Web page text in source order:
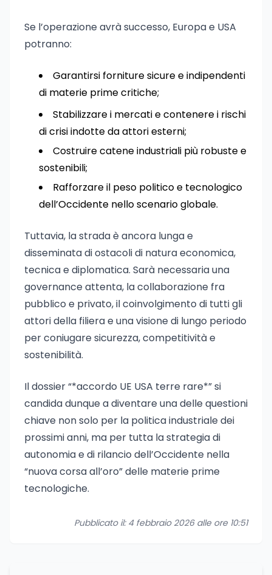
Se l’operazione avrà successo, Europa e USA
potranno:
Garantirsi forniture sicure e indipendenti
di materie prime critiche;
Stabilizzare i mercati e contenere i rischi
di crisi indotte da attori esterni;
Costruire catene industriali più robuste e
sostenibili;
Rafforzare il peso politico e tecnologico
dell’Occidente nello scenario globale.
Tuttavia, la strada è ancora lunga e
disseminata di ostacoli di natura economica,
tecnica e diplomatica. Sarà necessaria una
governance attenta, la collaborazione fra
pubblico e privato, il coinvolgimento di tutti gli
attori della filiera e una visione di lungo periodo
per coniugare sicurezza, competitività e
sostenibilità.
Il dossier “*accordo UE USA terre rare*” si
candida dunque a diventare una delle questioni
chiave non solo per la politica industriale dei
prossimi anni, ma per tutta la strategia di
autonomia e di rilancio dell’Occidente nella
“nuova corsa all’oro” delle materie prime
tecnologiche.
Pubblicato il: 4 febbraio 2026 alle ore 10:51